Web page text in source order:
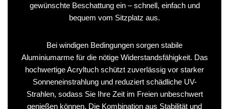
gewünschte Beschattung ein – schnell, einfach und
bequem vom Sitzplatz aus.
Bei windigen Bedingungen sorgen stabile
Aluminiumarme für die nötige Widerstandsfähigkeit. Das
hochwertige Acryltuch schützt zuverlässig vor starker
Sonneneinstrahlung und reduziert schädliche UV-
Strahlen, sodass Sie Ihre Zeit im Freien unbeschwert
genießen können. Die Kombination aus Stabilität und